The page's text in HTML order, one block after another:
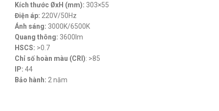
Kích thước ØxH (mm): 303×55
Điện áp: 220V/50Hz
Ánh sáng: 3000K/6500K
Quang thông: 3600lm
HSCS: >0.7
Chỉ số hoàn màu (CRI): >85
IP: 44
Bảo hành: 2 năm